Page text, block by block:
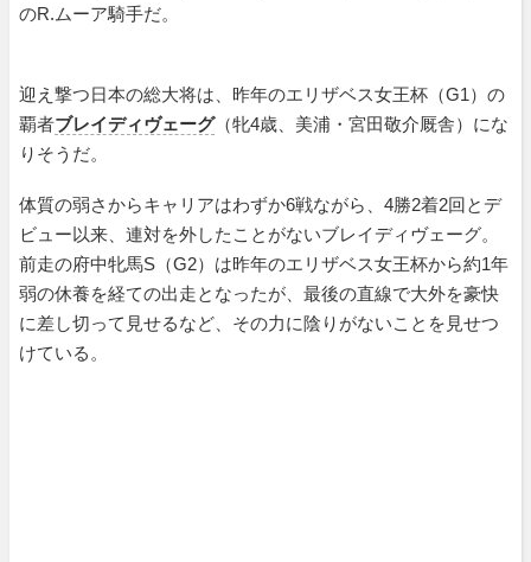
のR.ムーア騎手だ。
迎え撃つ日本の総大将は、昨年のエリザベス女王杯（G1）の
覇者ブレイディヴェーグ（牝4歳、美浦・宮田敬介厩舎）にな
りそうだ。
体質の弱さからキャリアはわずか6戦ながら、4勝2着2回とデ
ビュー以来、連対を外したことがないブレイディヴェーグ。
前走の府中牝馬S（G2）は昨年のエリザベス女王杯から約1年
弱の休養を経ての出走となったが、最後の直線で大外を豪快
に差し切って見せるなど、その力に陰りがないことを見せつ
けている。